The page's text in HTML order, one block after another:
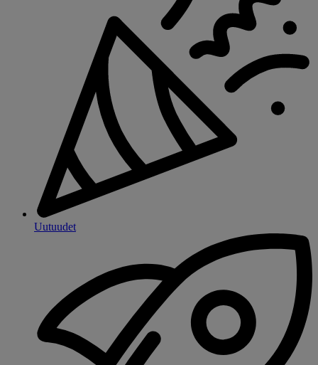
Uutuudet